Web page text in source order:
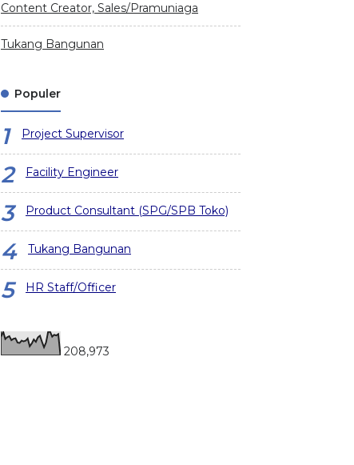
Content Creator, Sales/Pramuniaga
Tukang Bangunan
Populer
Project Supervisor
Facility Engineer
Product Consultant (SPG/SPB Toko)
Tukang Bangunan
HR Staff/Officer
208,973